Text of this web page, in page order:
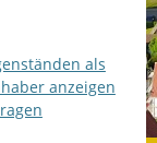
als
anzeigen